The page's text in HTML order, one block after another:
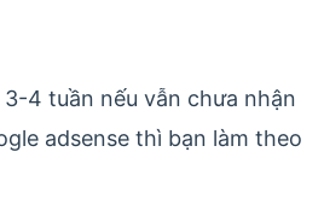
4 tuần nếu vẫn chưa nhận
adsense thì bạn làm theo